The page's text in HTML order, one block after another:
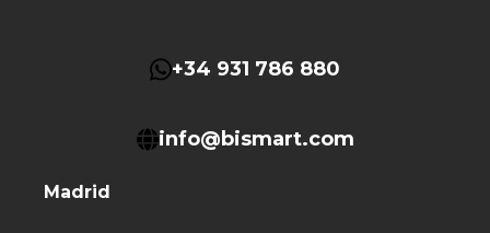
+34 931 786 880
info@bismart.com
Madrid